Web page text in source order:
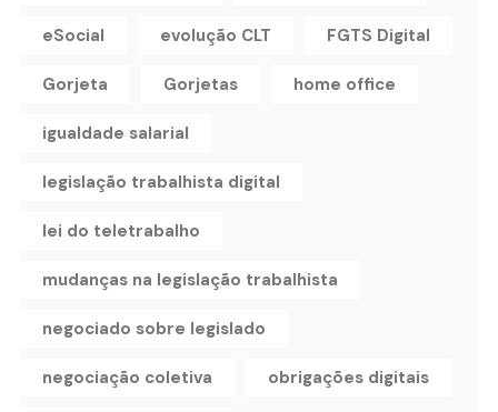
eSocial evolução CLT FGTS Digital
Gorjeta Gorjetas home office
igualdade salarial
legislação trabalhista digital
lei do teletrabalho
mudanças na legislação trabalhista
negociado sobre legislado
negociação coletiva obrigações digitais